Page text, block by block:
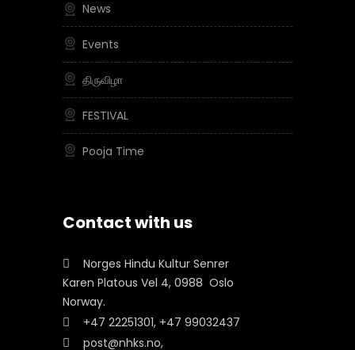
News
Events
திருவிழா
FESTIVAL
Pooja Time
Contact with us
Norges Hindu Kultur Senrer
Karen Platous Vel 4, 0988 Oslo
Norway.
+47 22251301, +47 99032437
post@nhks.no,